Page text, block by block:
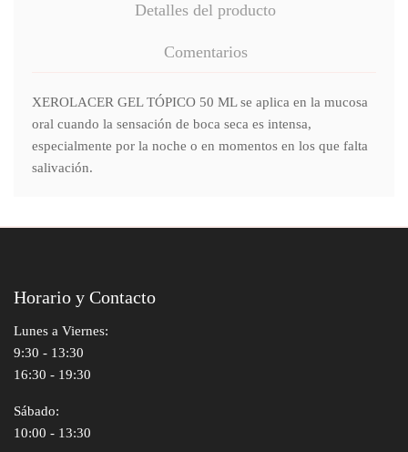
Detalles del producto
Comentarios
XEROLACER GEL TÓPICO 50 ML se aplica en la mucosa
oral cuando la sensación de boca seca es intensa,
especialmente por la noche o en momentos en los que falta
salivación.
Horario y Contacto
Lunes a Viernes:
9:30 - 13:30
16:30 - 19:30
Sábado:
10:00 - 13:30